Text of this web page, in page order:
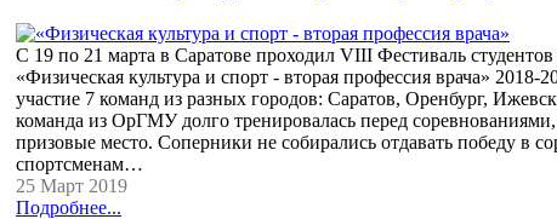
С 19 по 21 марта в Саратове проходил VIII Фестиваль
«Физическая культура и спорт - вторая профессия врача»
участие 7 команд из разных городов: Саратов, Оренбург,
команда из ОрГМУ долго тренировалась перед
призовые место. Соперники не собирались отдавать победу в
спортсменам…
25 Март 2019
Подробнее...